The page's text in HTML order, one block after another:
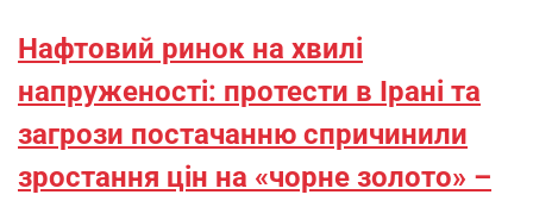
Нафтовий ринок на хвилі
напруженості: протести в Ірані та
загрози постачанню спричинили
зростання цін на «чорне золото» –